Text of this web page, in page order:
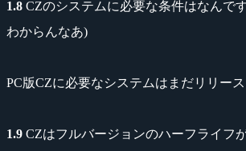
1.8 CZのシステムに必要な条件はなんで
わからんなあ)
PC版CZに必要なシステムはまだリリー
1.9 CZはフルバージョンのハーフライフ